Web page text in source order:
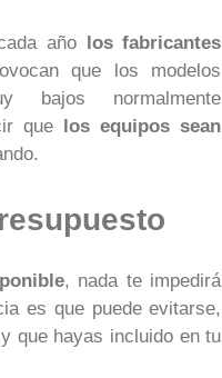
año los fabricantes
que los modelos
normalmente
que los equipos sean
, nada te impedirá
es que puede evitarse,
que hayas incluido en tu